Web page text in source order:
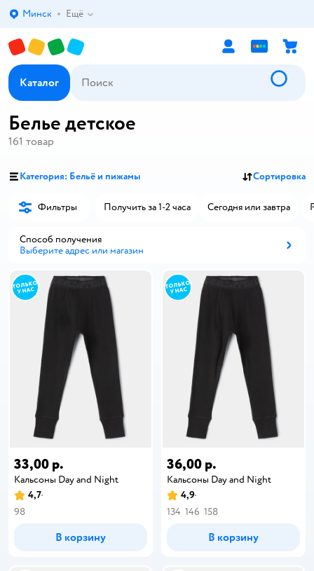
Выбор адреса доставки.
Минск Ещё
Каталог
Белье детское
161 товар
Категория: Бельё и пижамы Сортировка
Фильтры Получить за 1-2 часа Сегодня или завтра
Способ получения
Выберите адрес или магазин
33,00 р.
Кальсоны Day and Night
4,7
98
В корзину
36,00 р.
Кальсоны Day and Night
4,9
134 146 158
В корзину